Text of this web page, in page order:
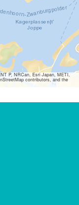
P, NRCan, Esri Japan, METI,
contributors, and the